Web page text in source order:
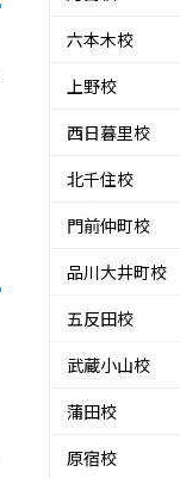
六本木校
上野校
西日暮里校
北千住校
門前仲町校
品川大井町校
五反田校
武蔵小山校
蒲田校
原宿校